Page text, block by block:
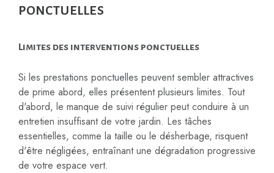
ponctuelles
Limites des interventions ponctuelles
Si les prestations ponctuelles peuvent sembler attractives
de prime abord, elles présentent plusieurs limites. Tout
d'abord, le manque de suivi régulier peut conduire à un
entretien insuffisant de votre jardin. Les tâches
essentielles, comme la taille ou le désherbage, risquent
d'être négligées, entraînant une dégradation progressive
de votre espace vert.